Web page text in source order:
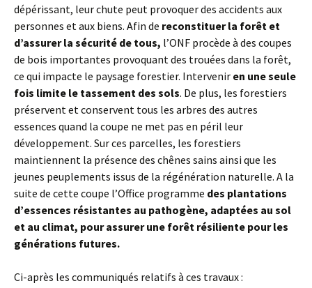
dépérissant, leur chute peut provoquer des accidents aux
personnes et aux biens. Afin de reconstituer la forêt et
d’assurer la sécurité de tous, l’ONF procède à des coupes
de bois importantes provoquant des trouées dans la forêt,
ce qui impacte le paysage forestier. Intervenir en une seule
fois limite le tassement des sols. De plus, les forestiers
préservent et conservent tous les arbres des autres
essences quand la coupe ne met pas en péril leur
développement. Sur ces parcelles, les forestiers
maintiennent la présence des chênes sains ainsi que les
jeunes peuplements issus de la régénération naturelle. A la
suite de cette coupe l’Office programme des plantations
d’essences résistantes au pathogène, adaptées au sol
et au climat, pour assurer une forêt résiliente pour les
générations futures.
Ci-après les communiqués relatifs à ces travaux :